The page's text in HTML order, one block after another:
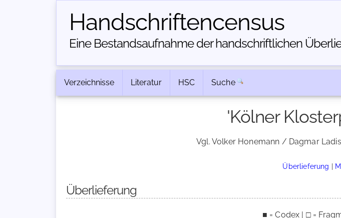
Handschriften­census
Eine Bestandsaufnahme der handschriftlichen
Verzeichnisse Literatur HSC Suche
'Kölner
Vgl. Volker Honemann / Dagmar
Überlieferung |
Überlieferung
■ = Codex | □ =